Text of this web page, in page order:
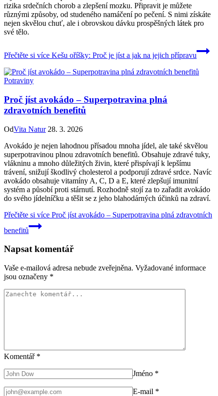
rizika srdečních chorob a zlepšení mozku. Připravit je můžete
různými způsoby, od studeného namáčení po pečení. S nimi získáte
nejen skvělou chuť, ale i obrovskou dávku prospěšných látek pro
své tělo.
Přečtěte si více Kešu oříšky: Proč je jíst a jak na jejich přípravu
Potraviny
Proč jíst avokádo – Superpotravina plná
zdravotních benefitů
OdVita Natur 28. 3. 2026
Avokádo je nejen lahodnou přísadou mnoha jídel, ale také skvělou
superpotravinou plnou zdravotních benefitů. Obsahuje zdravé tuky,
vlákninu a mnoho důležitých živin, které přispívají k lepšímu
trávení, snižují škodlivý cholesterol a podporují zdravé srdce. Navíc
avokádo obsahuje vitamíny A, C, D a E, které zlepšují imunitní
systém a působí proti stárnutí. Rozhodně stojí za to zařadit avokádo
do svého jídelníčku a těšit se z jeho blahodárných účinků na zdraví.
Přečtěte si více Proč jíst avokádo – Superpotravina plná zdravotních
benefitů
Napsat komentář
Vaše e-mailová adresa nebude zveřejněna. Vyžadované informace
jsou označeny *
Komentář *
Jméno *
E-mail *